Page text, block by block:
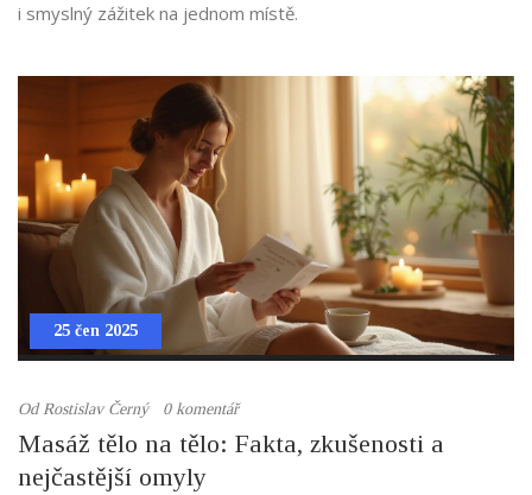
i smyslný zážitek na jednom místě.
25 čen 2025
OdRostislav Černý 0 komentář
Masáž tělo na tělo: Fakta, zkušenosti a
nejčastější omyly